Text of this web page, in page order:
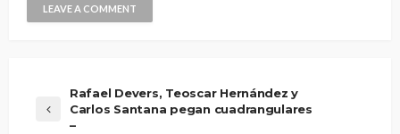
Rafael Devers, Teoscar Hernández y
Carlos Santana pegan cuadrangulares
–